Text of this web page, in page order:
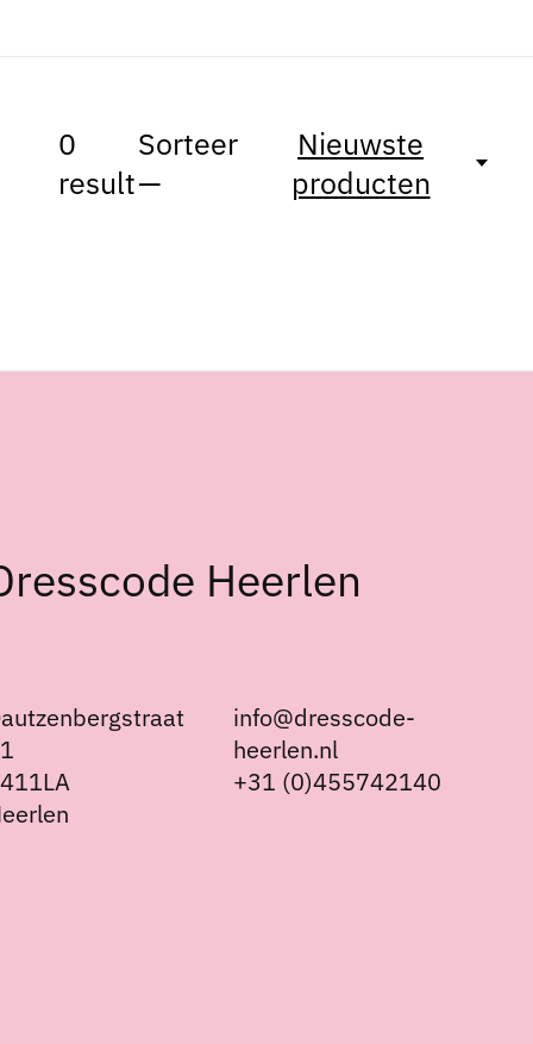
0
result
Sorteer
—
Nieuwste
producten
Heerlen
info@dresscode-
heerlen.nl
+31 (0)455742140